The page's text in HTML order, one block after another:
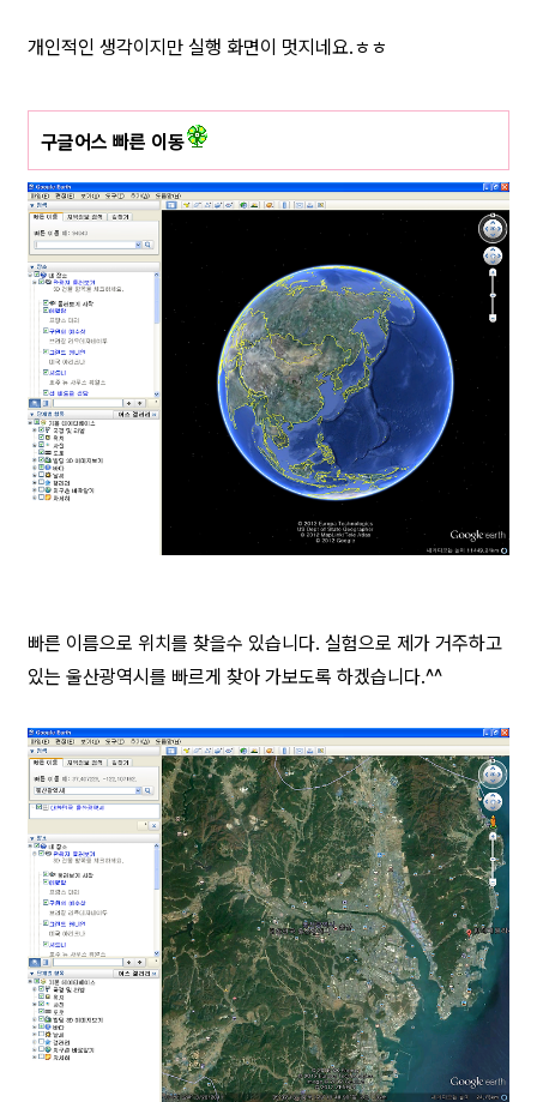
개인적인 생각이지만 실행 화면이 멋지네요.ㅎㅎ
구글어스 빠른 이동
빠른 이름으로 위치를 찾을수 있습니다. 실험으로 제가 거주하고
있는 울산광역시를 빠르게 찾아 가보도록 하겠습니다.^^